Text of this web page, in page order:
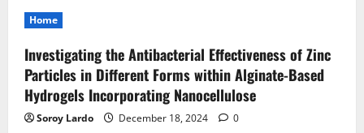
t
i
o
n
Home
Investigating the Antibacterial Effectiveness of Zinc
Particles in Different Forms within Alginate-Based
Hydrogels Incorporating Nanocellulose
Soroy Lardo December 18, 2024 0